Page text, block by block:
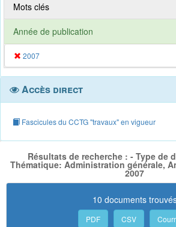
Mots clés
Année de publication
2007
Accès direct
Fascicules du CCTG "travaux" en vigueur
Résultats de recherche : - Type de
Thématique: Administration générale,
2007
10 documents
PDF CSV